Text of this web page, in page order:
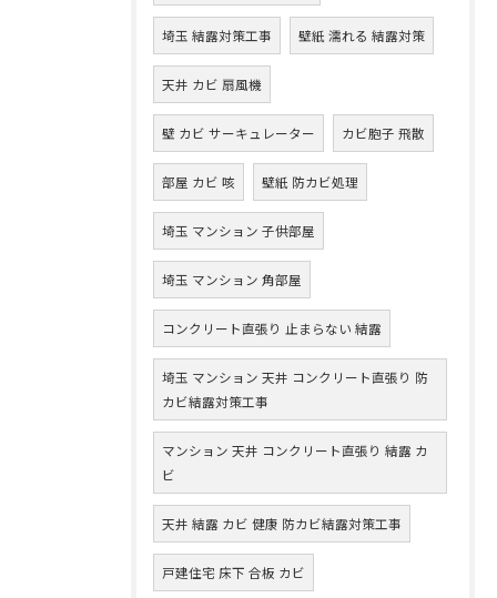
埼玉 結露対策工事 壁紙 濡れる 結露対策
天井 カビ 扇風機
壁 カビ サーキュレーター カビ胞子 飛散
部屋 カビ 咳 壁紙 防カビ処理
埼玉 マンション 子供部屋
埼玉 マンション 角部屋
コンクリート直張り 止まらない 結露
埼玉 マンション 天井 コンクリート直張り 防
カビ結露対策工事
マンション 天井 コンクリート直張り 結露 カ
ビ
天井 結露 カビ 健康 防カビ結露対策工事
戸建住宅 床下 合板 カビ